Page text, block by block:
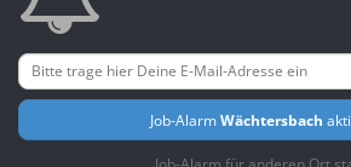
Job-AlarmWächtersbach
Job-Alarm für anderen Ort